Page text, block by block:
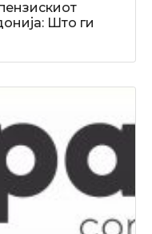
Што ги